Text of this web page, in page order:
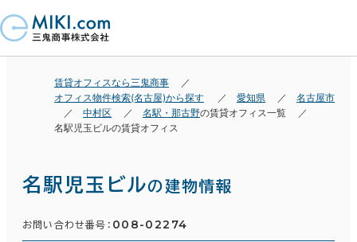
賃貸オフィスなら三鬼商事
オフィス物件検索(名古屋)から探す
愛知県
名古屋市
中村区
名駅・那古野の賃貸オフィス一覧
名駅児玉ビルの賃貸オフィス
名駅児玉ビルの建物情報
お問い合わせ番号： 008-02274